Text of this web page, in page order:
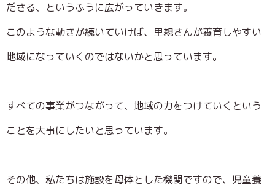
ださる、というふうに広がっていきます。
このような動きが続いていけば、里親さんが養育しやすい
地域になっていくのではないかと思っています。
すべての事業がつながって、地域の力をつけていくという
ことを大事にしたいと思っています。
その他、私たちは施設を母体とした機関ですので、児童養